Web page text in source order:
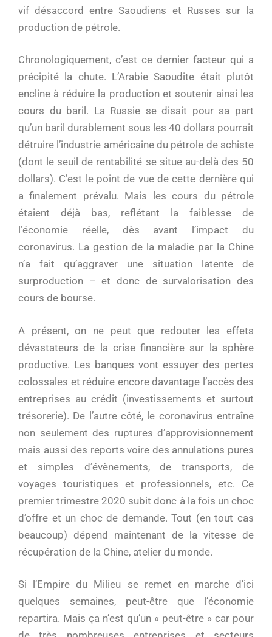
vif désaccord entre Saoudiens et Russes sur la
production de pétrole.
Chronologiquement, c’est ce dernier facteur qui a
précipité la chute. L’Arabie Saoudite était plutôt
encline à réduire la production et soutenir ainsi les
cours du baril. La Russie se disait pour sa part
qu’un baril durablement sous les 40 dollars pourrait
détruire l’industrie américaine du pétrole de schiste
(dont le seuil de rentabilité se situe au-delà des 50
dollars). C’est le point de vue de cette dernière qui
a finalement prévalu. Mais les cours du pétrole
étaient déjà bas, reflétant la faiblesse de
l’économie réelle, dès avant l’impact du
coronavirus. La gestion de la maladie par la Chine
n’a fait qu’aggraver une situation latente de
surproduction – et donc de survalorisation des
cours de bourse.
A présent, on ne peut que redouter les effets
dévastateurs de la crise financière sur la sphère
productive. Les banques vont essuyer des pertes
colossales et réduire encore davantage l’accès des
entreprises au crédit (investissements et surtout
trésorerie). De l’autre côté, le coronavirus entraîne
non seulement des ruptures d’approvisionnement
mais aussi des reports voire des annulations pures
et simples d’évènements, de transports, de
voyages touristiques et professionnels, etc. Ce
premier trimestre 2020 subit donc à la fois un choc
d’offre et un choc de demande. Tout (en tout cas
beaucoup) dépend maintenant de la vitesse de
récupération de la Chine, atelier du monde.
Si l’Empire du Milieu se remet en marche d’ici
quelques semaines, peut-être que l’économie
repartira. Mais ça n’est qu’un « peut-être » car pour